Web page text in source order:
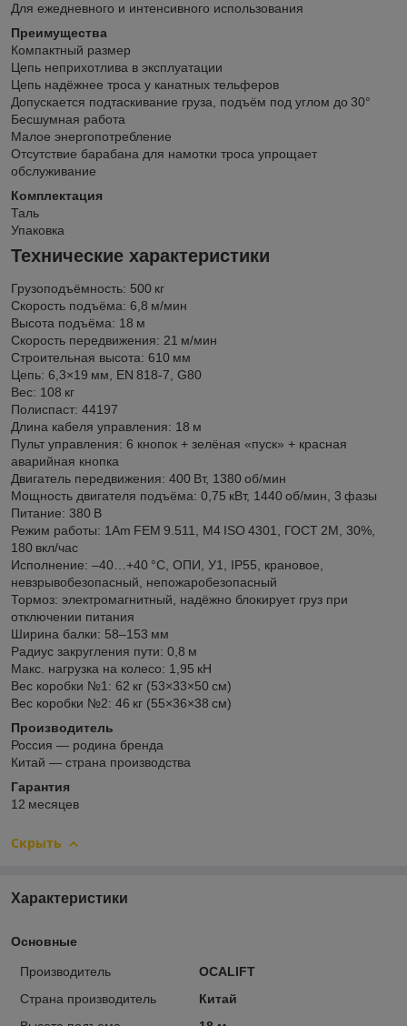
Для ежедневного и интенсивного использования
Преимущества
Компактный размер
Цепь неприхотлива в эксплуатации
Цепь надёжнее троса у канатных тельферов
Допускается подтаскивание груза, подъём под углом до 30°
Бесшумная работа
Малое энергопотребление
Отсутствие барабана для намотки троса упрощает
обслуживание
Комплектация
Таль
Упаковка
Технические характеристики
Грузоподъёмность: 500 кг
Скорость подъёма: 6,8 м/мин
Высота подъёма: 18 м
Скорость передвижения: 21 м/мин
Строительная высота: 610 мм
Цепь: 6,3×19 мм, EN 818‑7, G80
Вес: 108 кг
Полиспаст: 44197
Длина кабеля управления: 18 м
Пульт управления: 6 кнопок + зелёная «пуск» + красная
аварийная кнопка
Двигатель передвижения: 400 Вт, 1380 об/мин
Мощность двигателя подъёма: 0,75 кВт, 1440 об/мин, 3 фазы
Питание: 380 В
Режим работы: 1Am FEM 9.511, M4 ISO 4301, ГОСТ 2М, 30%,
180 вкл/час
Исполнение: –40…+40 °C, ОПИ, У1, IP55, крановое,
невзрывобезопасный, непожаробезопасный
Тормоз: электромагнитный, надёжно блокирует груз при
отключении питания
Ширина балки: 58–153 мм
Радиус закругления пути: 0,8 м
Макс. нагрузка на колесо: 1,95 кН
Вес коробки №1: 62 кг (53×33×50 см)
Вес коробки №2: 46 кг (55×36×38 см)
Производитель
Россия — родина бренда
Китай — страна производства
Гарантия
12 месяцев
Скрыть
Характеристики
Основные
Производитель
OCALIFT
Страна производитель
Китай